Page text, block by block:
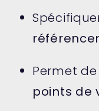
Permet de
points de